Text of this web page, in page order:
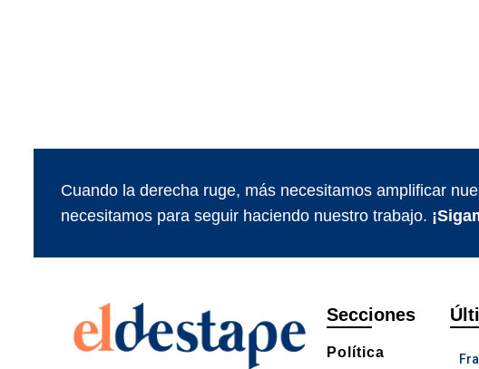
Cuando la derecha ruge, más necesitamos amplificar
necesitamos para seguir haciendo nuestro trabajo.
Secciones
Política